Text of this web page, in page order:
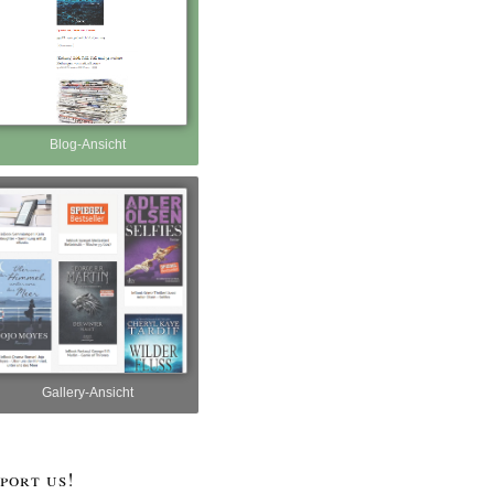
Blog-Ansicht
Gallery-Ansicht
us!